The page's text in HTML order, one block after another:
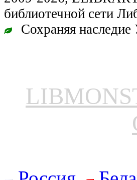
библиотечной сети
Сохраняя